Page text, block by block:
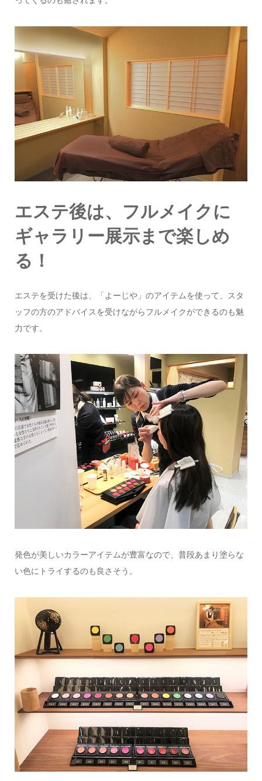
エステ後は、フルメイクに
ギャラリー展示まで楽しめ
る！
エステを受けた後は、「よーじや」のアイテムを使って、スタ
ッフの方のアドバイスを受けながらフルメイクができるのも魅
力です。
発色が美しいカラーアイテムが豊富なので、普段あまり塗らな
い色にトライするのも良さそう。